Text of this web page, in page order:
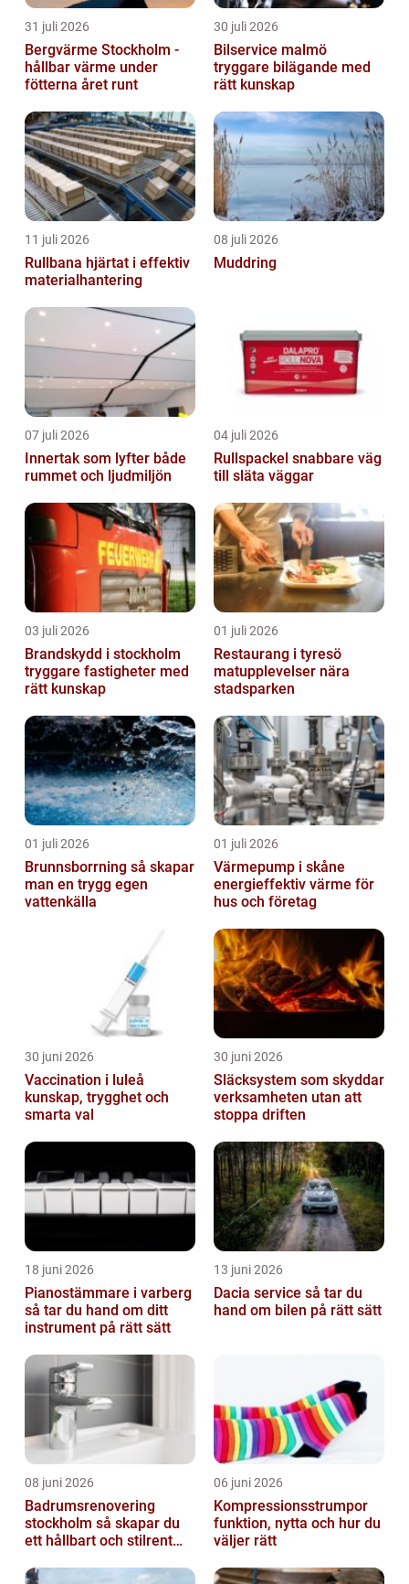
31 juli 2026
Bergvärme Stockholm -
hållbar värme under
fötterna året runt
30 juli 2026
Bilservice malmö
tryggare bilägande med
rätt kunskap
11 juli 2026
Rullbana hjärtat i effektiv
materialhantering
08 juli 2026
Muddring
07 juli 2026
Innertak som lyfter både
rummet och ljudmiljön
04 juli 2026
Rullspackel snabbare väg
till släta väggar
03 juli 2026
Brandskydd i stockholm
tryggare fastigheter med
rätt kunskap
01 juli 2026
Restaurang i tyresö
matupplevelser nära
stadsparken
01 juli 2026
Brunnsborrning så skapar
man en trygg egen
vattenkälla
01 juli 2026
Värmepump i skåne
energieffektiv värme för
hus och företag
30 juni 2026
Vaccination i luleå
kunskap, trygghet och
smarta val
30 juni 2026
Släcksystem som skyddar
verksamheten utan att
stoppa driften
18 juni 2026
Pianostämmare i varberg
så tar du hand om ditt
instrument på rätt sätt
13 juni 2026
Dacia service så tar du
hand om bilen på rätt sätt
08 juni 2026
Badrumsrenovering
stockholm så skapar du
ett hållbart och stilrent
06 juni 2026
Kompressionsstrumpor
funktion, nytta och hur du
väljer rätt